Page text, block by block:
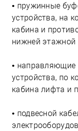
• пружинные
устройства, на
кабина и
нижней этажной
• направляющие
устройства, по
кабина лифта и
• подвесной